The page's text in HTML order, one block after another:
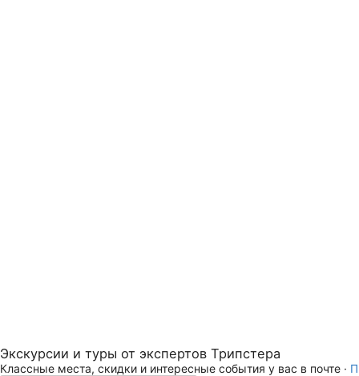
Экскурсии и туры от экспертов Трипстера
Классные места, скидки и интересные события у вас в почте ·